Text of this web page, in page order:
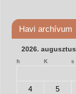
Havi archívum
2026. augusztus
h K s
4
5